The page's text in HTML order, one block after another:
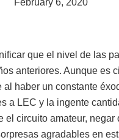
que el nivel de las
anteriores. Aunque es
al haber un constante
a LEC y la ingente
el circuito amateur, negar
agradables en